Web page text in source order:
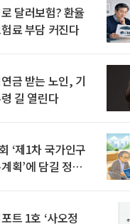
달러보험? 환율
료 부담 커진다
금 받는 노인, 기
길 열린다
‘제1차 국가인구
획’에 담길 정책
트 1호 ‘사오정